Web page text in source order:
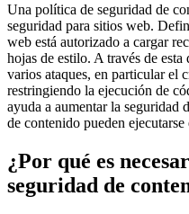
Una política de seguridad de
seguridad para sitios web.
web está autorizado a cargar
hojas de estilo. A través de
varios ataques, en particular el
restringiendo la ejecución de
ayuda a aumentar la seguridad
de contenido pueden ejecutarse
¿Por qué es
seguridad de